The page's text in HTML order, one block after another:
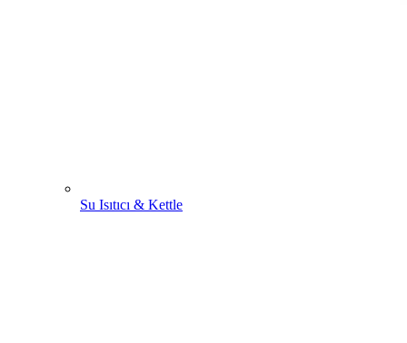
Su Isıtıcı & Kettle